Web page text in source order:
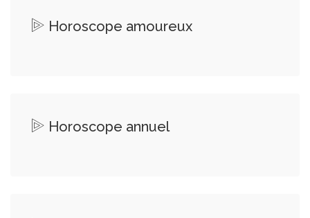
Horoscope amoureux
Horoscope annuel